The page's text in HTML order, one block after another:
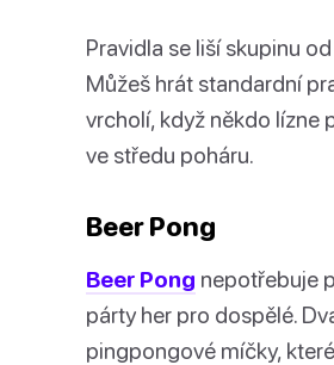
Pravidla se liší skupinu
Můžeš hrát standardní
vrcholí, když někdo lízne
ve středu poháru.
Beer Pong
Beer Pong nepotřebuje
párty her pro dospělé.
pingpongové míčky,